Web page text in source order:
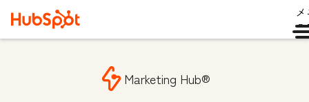
Marketing Hub®